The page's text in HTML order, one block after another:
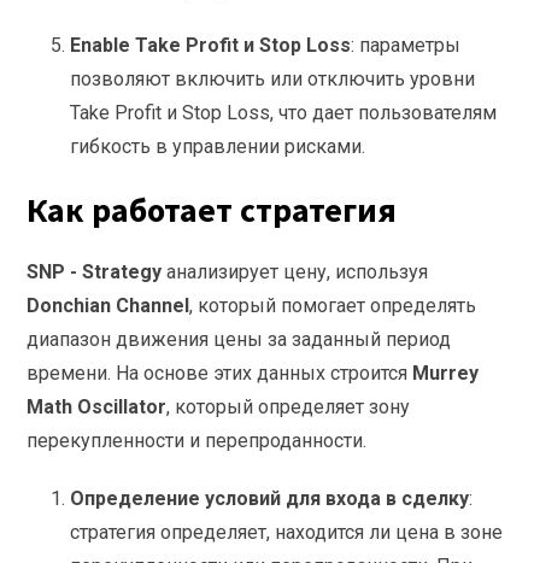
Enable Take Profit и Stop Loss: параметры
позволяют включить или отключить уровни
Take Profit и Stop Loss, что дает пользователям
гибкость в управлении рисками.
Как работает стратегия
SNP - Strategy анализирует цену, используя
Donchian Channel, который помогает определять
диапазон движения цены за заданный период
времени. На основе этих данных строится Murrey
Math Oscillator, который определяет зону
перекупленности и перепроданности.
Определение условий для входа в сделку:
стратегия определяет, находится ли цена в зоне